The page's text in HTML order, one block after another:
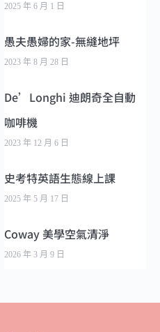
2025 年 6 月 1 日
愚夫愚婦的家-無縫地坪
2023 年 8 月 28 日
De’Longhi 迪朗奇全自動
咖啡機
2023 年 12 月 6 日
史考特英語生態線上課
2025 年 5 月 17 日
Coway 美學空氣清淨
2026 年 3 月 9 日